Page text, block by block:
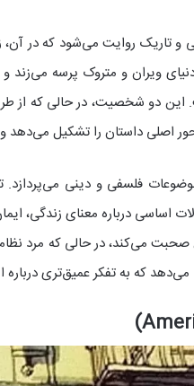
و تاریک روایت می‌شود که
ویران و متروک پرسه
دو شخصیت، در حالی که از
اصلی داستان را تشکیل می‌دهد و
فلسفی و دینی
درباره معنای زندگی،
می‌کند، در حالی که مرد
که به تفکر عمیق‌تری درباره